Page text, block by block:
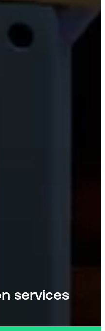
services